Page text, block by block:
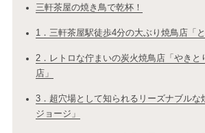
三軒茶屋の焼き鳥で乾杯！
1．三軒茶屋駅徒歩4分の大ぶり焼鳥店「と
2．レトロな佇まいの炭火焼鳥店「やきと
店」
3．超穴場として知られるリーズナブルな
ジョージ」